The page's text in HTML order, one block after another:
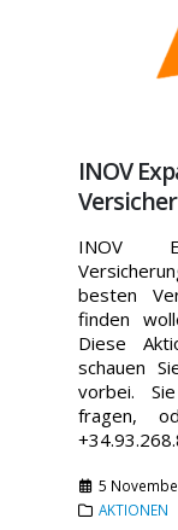
INOV
INOV
besten
finden
Diese
schauen
vorbei.
fragen,
5
AKTIONEN